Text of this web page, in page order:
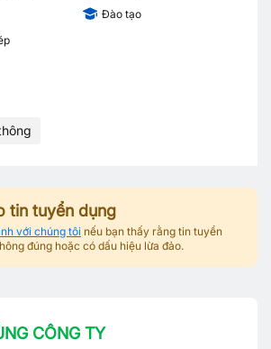
Đào tạo
tin tuyển dụng
với chúng tôi nếu bạn thấy rằng tin tuyển
đúng hoặc có dấu hiệu lừa đảo.
CÔNG TY